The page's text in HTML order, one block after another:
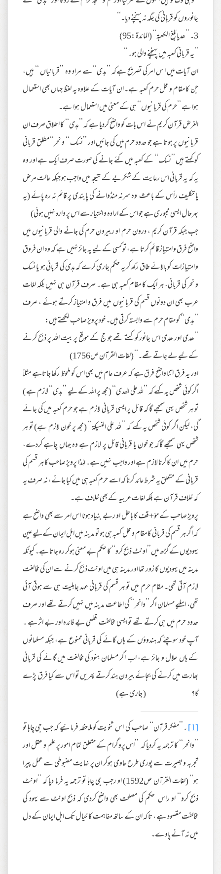
جانوروں کو قربانی کی جگہ نہ پہنچنے دیا۔‘‘
3۔ ’’ھدیا بٰلغ الکعبۃ‘‘ (المائدۃ :95)
’’یہ قربانی کعبہ میں پہنچنے والی ہو۔‘‘
ان آیات میں ا س امر کی تصریح ہےکہ ’’ہدی‘‘ سے مراد وہ ’’قربانیاں ‘‘ ہیں،
جن کا مقام و محل حرم کعبہ ہے۔ ان آیات کے علاوہ یہ لفظ جہاں بھی استعمال
ہوا ہے ’’حرم کی قربانیوں‘‘ ہی کے معنی میں استعمال ہوا ہے۔
الغرض قرآن کریم نے اس بات کو واضح کردیا ہے کہ ’’ہدی‘‘ کا اطلاق صرف ان
قربانیوں پر ہوتا ہے جو حدود حرم میں کی جائیں اور ’’نسک ‘‘ و نحر‘‘ مطلق قربانی
کوکہتے ہیں ’’نسک‘‘ کے کعبہ میں کئے جانے کی صورت صرف ایک ہے اور وہ
یہ کہ یہ قربانی اس رعایت کے شکریے کے نتیجہ میں واجب ہو جبکہ حالت مرض
یا تکلیف رأس کے باعث وہ سرنہ منڈوانے کی پابندی پر قائم نہ رہ پائے (یہ
بہرحال ایسی مجبوری ہے جو اس کے ارادہ و اختیار سے اس پر وارد نہیں ہوئی)
جب جبکہ قرآن کریم ، درون حرم او ربیرون حرم کی جانے والی قربانیوں میں
واضح فرق و امتیاز قائم کرتا ہے، تو کسی کےلیے یہ جائز نہیں ہے کہ وہ ان فروق
و امتیازات کو بالائے طاق رکھ کر یہ حکم جاری کرے کہ ہدی کی قربانی ہو یا نسک
و نحر کی قربانی، ہر ایک کا مقام کعبہ ہی ہے۔ صرف قرآن ہی نہیں بلکہ لغات
عرب بھی ان دونوں قسم کی قربانیوں میں فرق و امتیاز کرتے ہوئے ، صرف
’’ہدی‘‘ کو مقام حرم سے وابستہ کرتی ہیں۔ خود پرویز صاحب لکھتے ہیں:
’’ھدی اور ھدی اس جانور کو کہتے تھے جو حج کے موقع پر بیت اللہ پر ذبح کرنے
کے لیے لے جاتے تھے۔‘‘ (لغات القرآن ص1756)
اور یہ فرق اتنا واضح فرق ہے کہ عرف عام میں بھی اس کو ملحوظ رکھا جاتاہے مثلاً
اگر کوئی شخص یہ کہے کہ ’’للہ علی الھدی‘‘ (مجھ پر اللہ کے لیے ’’ہدی‘‘ لازم ہے )
تو ہر شخص یہی سمجھے گا کہ قائل پر ایسی قربانی لازم ہے جو حرم کعبہ میں کی جائے
گی، لیکن اگر کوئی شخص یہ کہے کہ ’’للہ علی النسیکۃ‘‘ (مجھ پر خون لازم ہے) تو ہر
شخص یہی سمجھے گاکہ جو خون یا قربانی قائل پر لازم ہے وہ جہاں چاہے کردے،
حرم میں ان کا کرنا لازم ہے اور واجب نہیں ہے۔ لہٰذا پرویز صاحب کا ہر قسم کی
قربانی کے متعلق یہ شرط عائد کرنا کہ اسے حرم کعبہ ہی میں کیا جائے، نہ صرف یہ
کہ خلاف قرآن ہے بلکہ لغات عربیہ کےبھی خلاف ہے۔
پرویز صاحب کے مؤ+قف کا باطل او ربے بنیاد ہونا اس امر سے بھی واضح ہے
کہ اگر ہر قسم کی قربانی کا مقام و محل کعبہ ہی ہو تو مدینہ میں اہل ایمان کےلیے عین
یہودیوں کےگڑھ میں’’اونٹ ذبح کرو‘‘ کا حکم بے معنی ہوکر رہ جاتا ہے۔ کیونکہ
مدینہ میں یہودیوں کا زور تھا اور مدینہ ہی میں اونٹ ذبح کرنے سے ان کی مخالفت
لازم آتی تھی۔ مقام حرم میں تو ہر قسم کی قربانی عہد جاہلیت ہی سے ہوتی آئی
تھی، اسلیے مسلمان اگر ’’وانحر‘‘ کی اطاعت مدینہ میں نہیں کرتے تھے اور صرف
حدود حرم میں ہی کرتے تھے تو ایسی مخالفت قطعی بے فائدہ اور بے اثر ہے ۔
آپ خود سوچئے کہ ہندوؤں کے ہاں گائے کی قربانی ممنوع ہے، جبکہ مسلمانوں
کے ہاں حلال و جائز ہے، اب اگر مسلمان ہنود کی مخالفت میں گائے کی قربانی
بھارت میں کرنے کی بجائے بیرون ہند کرتے پھریں تو اس سے کیا فرق پڑے
گا؟ ( جاری ہے)
[1] ۔’’مفکر قرآن‘‘ صاحب کی اس ثنویت کوملاحظہ فرمائیے کہ جب جی چاہا تو
’’وانحر‘‘ کا ترجمہ یہ کردیا کہ ’’اس پروگرام کے متعلق تمام امور پر علم و عقل اور
تجربہ و بصیرت سے پوری طرح حاوی ہوکر ان پر نہایت مضبوطی سے عمل پیرا
ہو‘‘ (لغات القرآن ص1592) او رجب جی چاہا تو ترجمہ یہ فرما دیا کہ ’’اونٹ
ذبح کرو‘‘ او راس حکم کی مصلحت بھی واضح کردی کہ ذبح اونٹ سے یہود کی
مخالفت مقصود ہے ، تاکہ ان کے ساتھ مفاہمت کا خیال تک اہل ایمان کے دل
میں نہ آنے پاوے۔